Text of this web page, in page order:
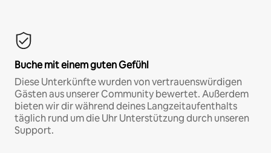
Buche mit einem guten Gefühl
Diese Unterkünfte wurden von vertrauenswürdigen
Gästen aus unserer Community bewertet. Außerdem
bieten wir dir während deines Langzeitaufenthalts
täglich rund um die Uhr Unterstützung durch unseren
Support.